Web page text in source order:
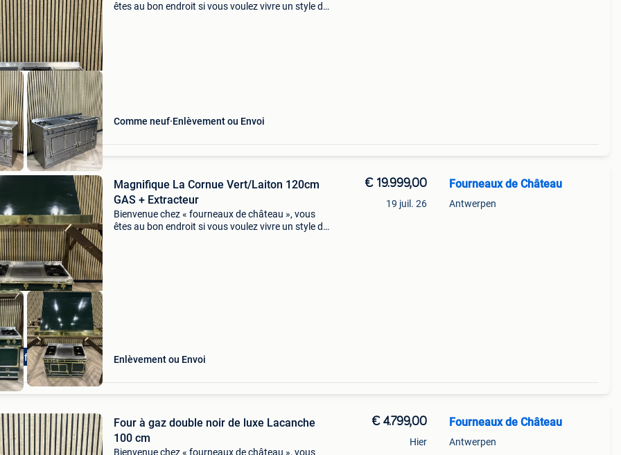
êtes au bon endroit si vous voulez vivre un style de
Comme neuf Enlèvement ou Envoi
Fornuis
Magnifique La Cornue Vert/Laiton 120cm
GAS + Extracteur
Bienvenue chez « fourneaux de château », vous
êtes au bon endroit si vous voulez vivre un style de
Enlèvement ou Envoi
€ 19.999,00
19 juil. 26
Fourneaux de Château
Antwerpen
Four à gaz double noir de luxe Lacanche
100 cm
Bienvenue chez « fourneaux de château », vous
€ 4.799,00
Hier
Fourneaux de Château
Antwerpen